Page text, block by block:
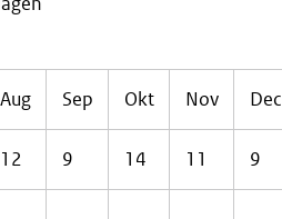
Aug Sep Okt Nov Dec
12 9 14 11 9